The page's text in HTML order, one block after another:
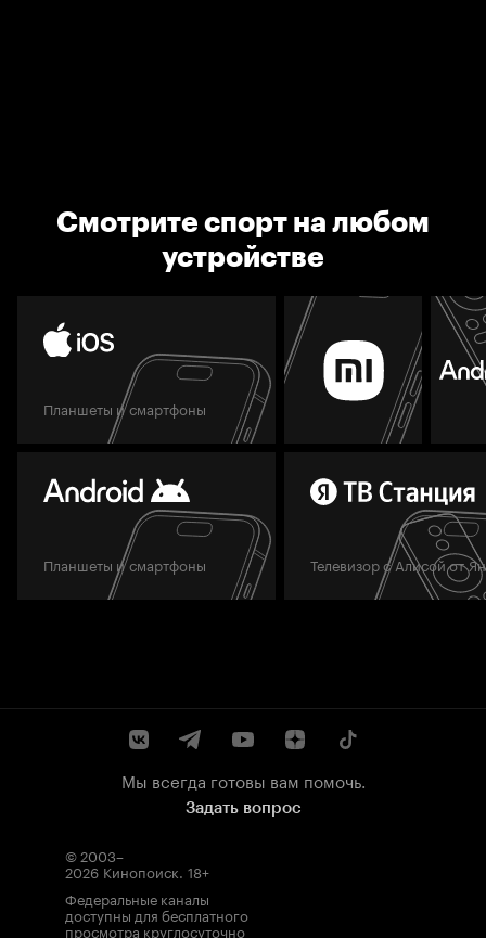
Смотрите спорт на любом
устройстве
Планшеты и смартфоны
Планшеты и смартфоны Телевизор с Алисой от
Мы всегда готовы вам помочь.
Задать вопрос
© 2003–
2026 Кинопоиск. 18+
Федеральные каналы
доступны для бесплатного
просмотра круглосуточно